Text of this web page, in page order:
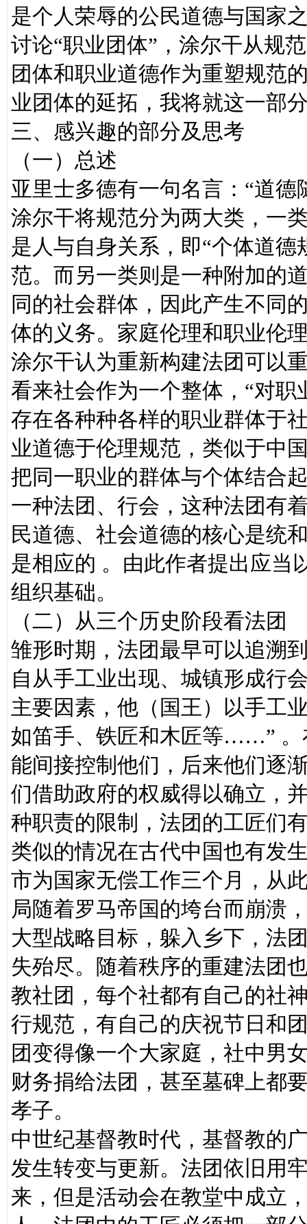
是个人荣辱的公民道德与国家
讨论“职业团体”，涂尔干从规
团体和职业道德作为重塑规范
业团体的延拓，我将就这一部
三、感兴趣的部分及思考
（一）总述
亚里士多德有一句名言：“道
涂尔干将规范分为两大类，一
是人与自身关系，即“个体道
范。而另一类则是一种附加的
同的社会群体，因此产生不同
体的义务。家庭伦理和职业伦
涂尔干认为重新构建法团可以
看来社会作为一个整体，“对
存在各种种各样的职业群体于
业道德于伦理规范，类似于中
把同一职业的群体与个体结合
一种法团、行会，这种法团有
民道德、社会道德的核心是统
是相应的 。由此作者提出应当
组织基础。
（二）从三个历史阶段看法团
雏形时期，法团最早可以追溯
自从手工业出现、城镇形成行
主要因素，他（国王）以手工
如笛手、铁匠和木匠等……” 。
能间接控制他们，后来他们逐
们借助政府的权威得以确立，
种职责的限制，法团的工匠们
类似的情况在古代中国也有发
市为国家无偿工作三个月，从
局随着罗马帝国的垮台而崩溃
大型战略目标，躲入乡下，法
失殆尽。随着秩序的重建法团
教社团，每个社都有自己的社
行规范，有自己的庆祝节日和
团变得像一个大家庭，社中男
财务捐给法团，甚至墓碑上都
孝子。
中世纪基督教时代，基督教的
发生转变与更新。法团依旧用
来，但是活动会在教堂中成立